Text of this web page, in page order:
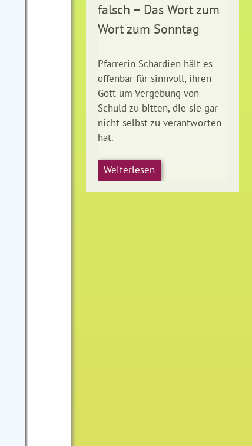
falsch – Das Wort zum
Wort zum Sonntag
Pfarrerin Schardien hält es
offenbar für sinnvoll, ihren
Gott um Vergebung von
Schuld zu bitten, die sie gar
nicht selbst zu verantworten
hat.
Weiterlesen